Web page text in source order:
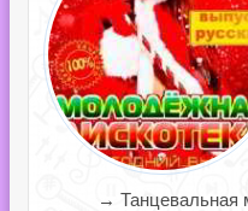
→ Танцевальная